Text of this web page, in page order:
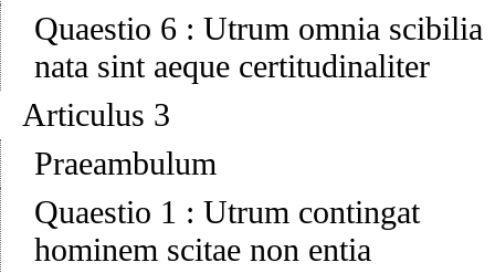
Quaestio 6 : Utrum omnia scibilia
nata sint aeque certitudinaliter
Articulus 3
Praeambulum
Quaestio 1 : Utrum contingat
hominem scitae non entia